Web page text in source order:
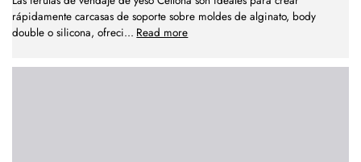
rápidamente carcasas de soporte sobre moldes de alginato, body
double o silicona, ofreci... Read more